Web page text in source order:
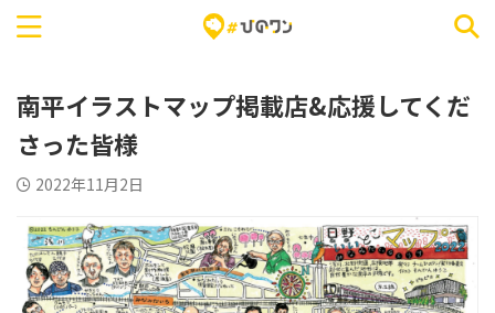
南平イラストマップ掲載店&応援してくだ
さった皆様
2022年11月2日